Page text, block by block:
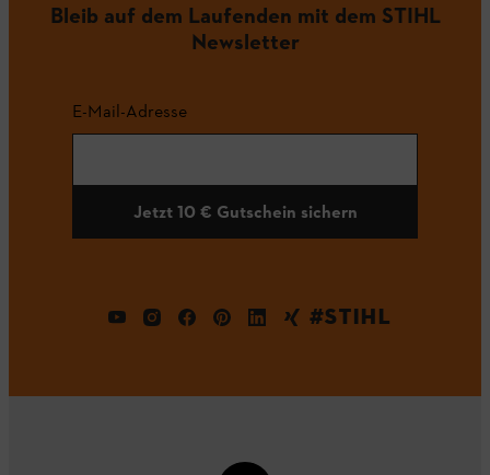
Bleib auf dem Laufenden mit dem STIHL
Newsletter
E-Mail-Adresse
Jetzt 10 € Gutschein sichern
#STIHL